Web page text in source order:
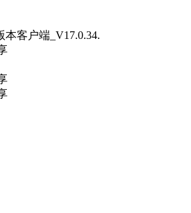
本客户端_V17.0.34.